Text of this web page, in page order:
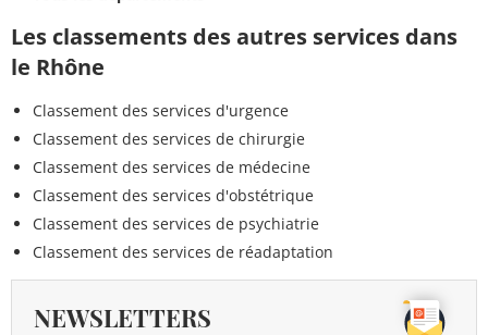
Les classements des autres services dans
le Rhône
Classement des services d'urgence
Classement des services de chirurgie
Classement des services de médecine
Classement des services d'obstétrique
Classement des services de psychiatrie
Classement des services de réadaptation
NEWSLETTERS